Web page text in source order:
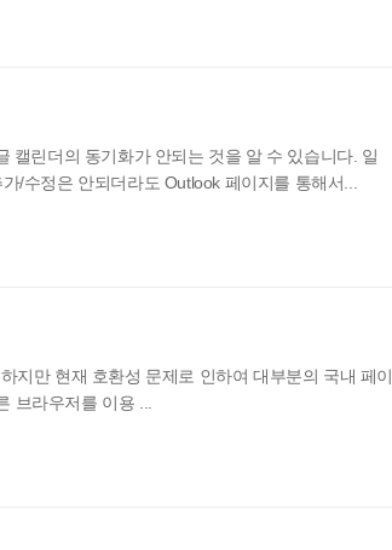
캘린더의 동기화가 안되는 것을 알 수 있습니다. 일
/수정은 안되더라도 Outlook 페이지를 통해서...
지만 현재 호환성 문제로 인하여 대부분의 국내 페이
브라우저를 이용 ...